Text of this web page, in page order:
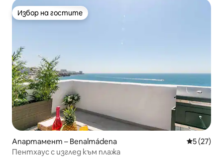
Избор на гостите
Избор на гостите
Апартамент – Benalmádena Средна
5 (27)
Пентхаус с изглед към плажа